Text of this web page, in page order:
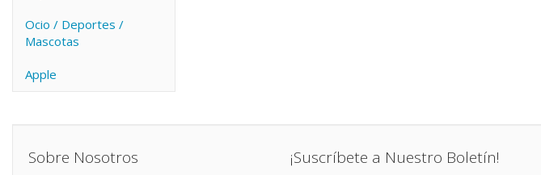
Ocio / Deportes /
Mascotas
Apple
Sobre Nosotros ¡Suscríbete a Nuestro Boletín!